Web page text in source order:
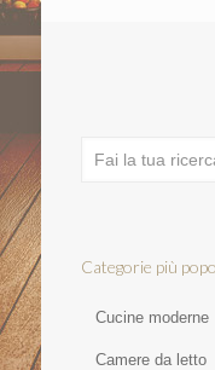
Categorie più
Cucine moderne
Camere da letto